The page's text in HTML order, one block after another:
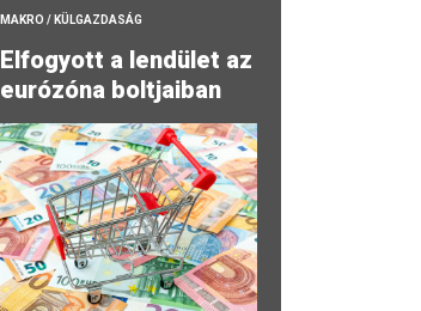
MAKRO / KÜLGAZDASÁG
Elfogyott a lendület az
eurózóna boltjaiban